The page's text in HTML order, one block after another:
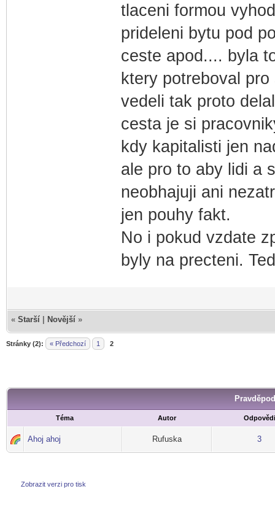
tlaceni formou
prideleni bytu pod
ceste apod.... byla
ktery potreboval
vedeli tak proto
cesta je si
kdy kapitalisti jen
ale pro to aby lidi a
neobhajuji ani
jen pouhy fakt.
No i pokud vzdate
byly na precteni.
« Starší Novější »
Stránky (2): « Předchozí 1 2
Téma Autor Odpovědi
Ahoj ahoj Rufuska 3
Zobrazit verzi pro tisk